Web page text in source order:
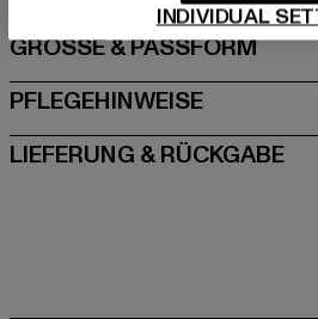
GRÖSSE & PASSFORM
PFLEGEHINWEISE
LIEFERUNG & RÜCKGABE
INDIVIDUAL